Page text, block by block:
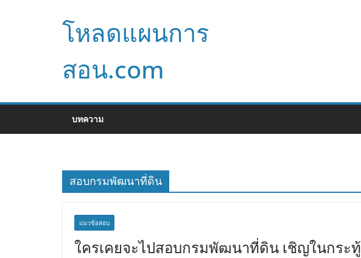
โหลดแผนการ
สอน.com
บทความ
สอบกรมพัฒนาที่ดิน
แนวข้อสอบ
ใครเคยจะไปสอบกรมพัฒนาที่ดิน เชิญในกระทู้